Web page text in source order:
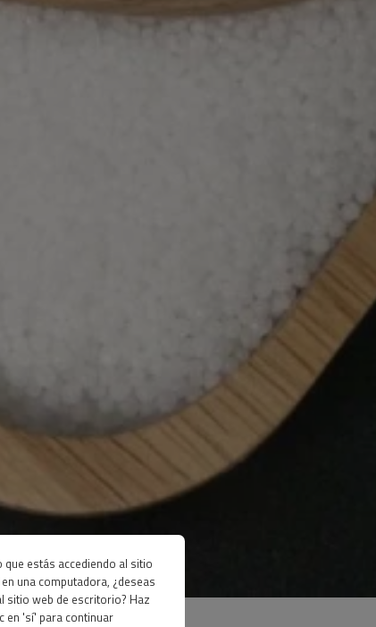
que estás accediendo al sitio
una computadora, ¿deseas
sitio web de escritorio? Haz
en 'sí' para continuar